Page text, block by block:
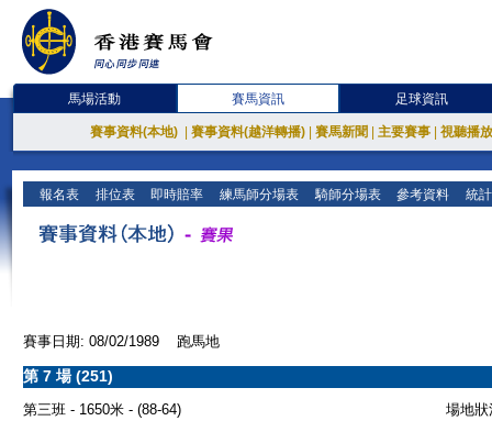
馬場活動 賽馬資訊 足球資訊
賽事資料(本地) 賽事資料(越洋轉播) 賽馬新聞 主要賽事 視聽播
報名表 排位表 即時賠率 練馬師分場表 騎師分場表 參考資料 統
賽事日期: 08/02/1989 跑馬地
第 7 場 (251)
第三班 - 1650米 - (88-64)
場地